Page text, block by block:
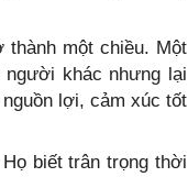
thành một chiều. Một
khác nhưng lại
lợi, cảm xúc tốt
biết trân trọng thời